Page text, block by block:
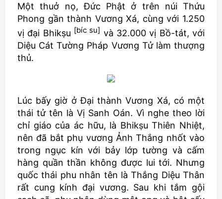
Một thuở nọ, Đức Phật ở trên núi Thứu
Phong gần thành Vương Xá, cùng với 1.250
vị đại Bhikṣu [bíc su] và 32.000 vị Bồ-tát, với
Diệu Cát Tường Pháp Vương Tử làm thượng
thủ.
Lúc bấy giờ ở Đại thành Vương Xá, có một
thái tử tên là Vị Sanh Oán. Vì nghe theo lời
chỉ giáo của ác hữu, là Bhikṣu Thiên Nhiệt,
nên đã bắt phụ vương Ảnh Thắng nhốt vào
trong ngục kín với bảy lớp tường và cấm
hàng quần thần không được lui tới. Nhưng
quốc thái phu nhân tên là Thắng Diệu Thân
rất cung kính đại vương. Sau khi tắm gội